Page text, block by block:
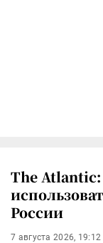
The
России
7 августа 2026, 19:12